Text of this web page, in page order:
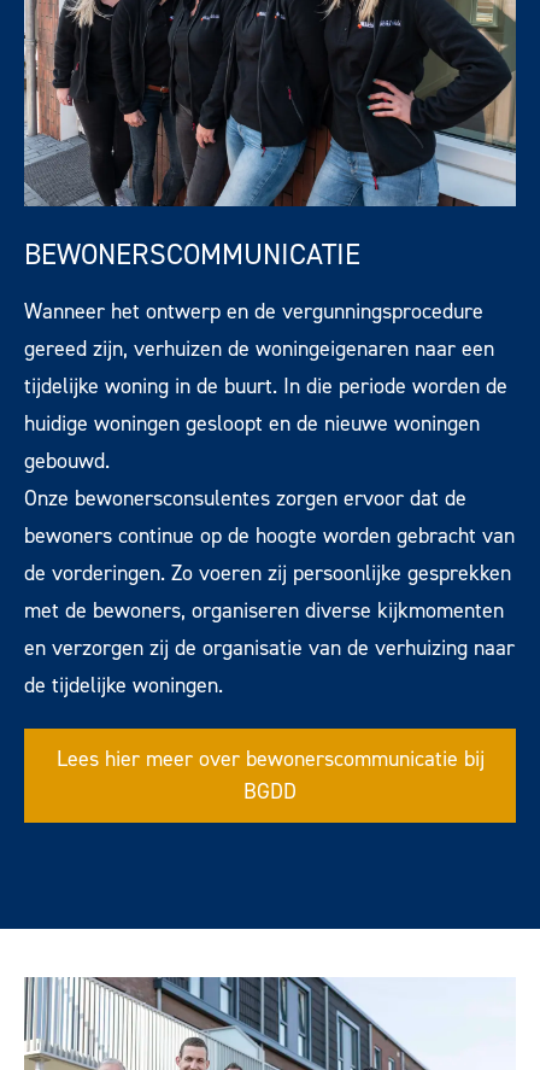
BEWONERSCOMMUNICATIE
Wanneer het ontwerp en de vergunningsprocedure
gereed zijn, verhuizen de woningeigenaren naar een
tijdelijke woning in de buurt. In die periode worden de
huidige woningen gesloopt en de nieuwe woningen
gebouwd.
Onze bewonersconsulentes zorgen ervoor dat de
bewoners continue op de hoogte worden gebracht van
de vorderingen. Zo voeren zij persoonlijke gesprekken
met de bewoners, organiseren diverse kijkmomenten
en verzorgen zij de organisatie van de verhuizing naar
de tijdelijke woningen.
Lees hier meer over bewonerscommunicatie bij
BGDD